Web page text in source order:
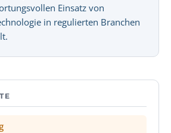
Einsatz von
in regulierten Branchen